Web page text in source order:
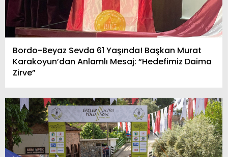
Bordo-Beyaz Sevda 61 Yaşında! Başkan Murat
Karakoyun’dan Anlamlı Mesaj: “Hedefimiz Daima
Zirve”